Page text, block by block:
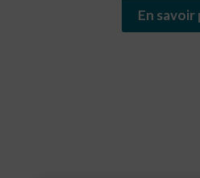
En savoir